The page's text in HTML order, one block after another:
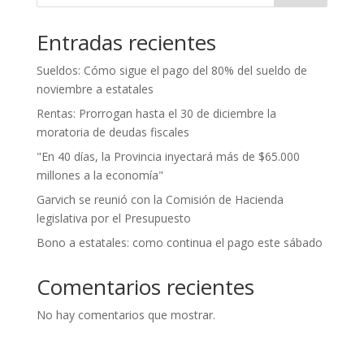
Entradas recientes
Sueldos: Cómo sigue el pago del 80% del sueldo de
noviembre a estatales
Rentas: Prorrogan hasta el 30 de diciembre la
moratoria de deudas fiscales
"En 40 días, la Provincia inyectará más de $65.000
millones a la economía"
Garvich se reunió con la Comisión de Hacienda
legislativa por el Presupuesto
Bono a estatales: como continua el pago este sábado
Comentarios recientes
No hay comentarios que mostrar.